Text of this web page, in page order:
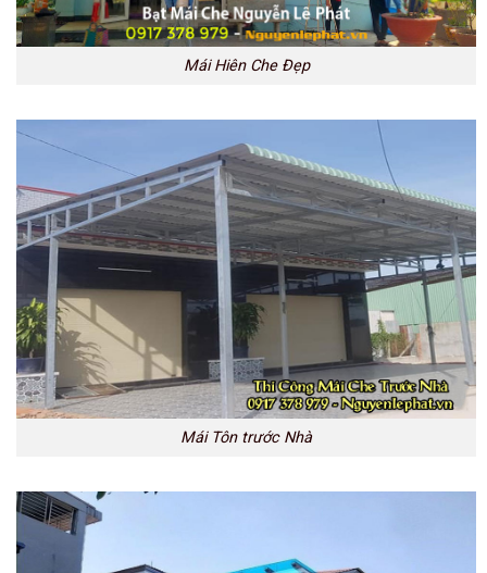
Mái Hiên Che Đẹp
Mái Tôn trước Nhà